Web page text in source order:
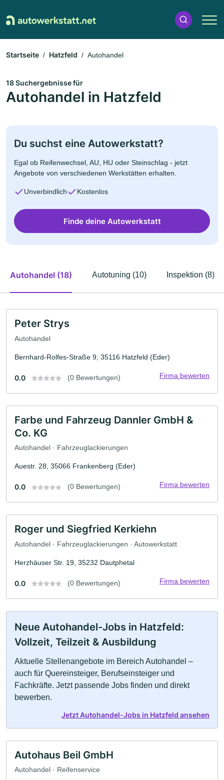
Startseite Hatzfeld Autohandel
18 Suchergebnisse für
Autohandel in Hatzfeld
Du suchst eine Autowerkstatt?
Egal ob Reifenwechsel, AU, HU oder Steinschlag - jetzt
Angebote von verschiedenen Werkstätten erhalten.
Unverbindlich Kostenlos
Finde deine Autowerkstatt
Autohandel (18) Autotuning (10) Inspektion (8)
Peter Strys
Autohandel
Bernhard-Rolfes-Straße 9, 35116 Hatzfeld (Eder)
0.0 (0 Bewertungen) Firma bewerten
Farbe und Fahrzeug Dannler GmbH &
Co. KG
Autohandel · Fahrzeuglackierungen
Auestr. 28, 35066 Frankenberg (Eder)
0.0 (0 Bewertungen) Firma bewerten
Roger und Siegfried Kerkiehn
Autohandel · Fahrzeuglackierungen · Autowerkstatt
Herzhäuser Str. 19, 35232 Dautphetal
0.0 (0 Bewertungen) Firma bewerten
Neue Autohandel-Jobs in Hatzfeld:
Vollzeit, Teilzeit & Ausbildung
Aktuelle Stellenangebote im Bereich Autohandel –
auch für Quereinsteiger, Berufseinsteiger und
Fachkräfte. Jetzt passende Jobs finden und direkt
bewerben.
Jetzt Autohandel-Jobs in Hatzfeld ansehen
Autohaus Beil GmbH
Autohandel · Reifenservice